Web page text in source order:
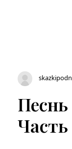
Песнь
Часть